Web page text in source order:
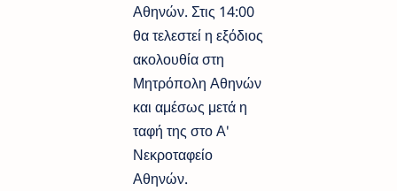
Αθηνών. Στις 14:00
θα τελεστεί η εξόδιος
ακολουθία στη
Μητρόπολη Αθηνών
και αμέσως μετά η
ταφή της στο Α'
Νεκροταφείο
Αθηνών.